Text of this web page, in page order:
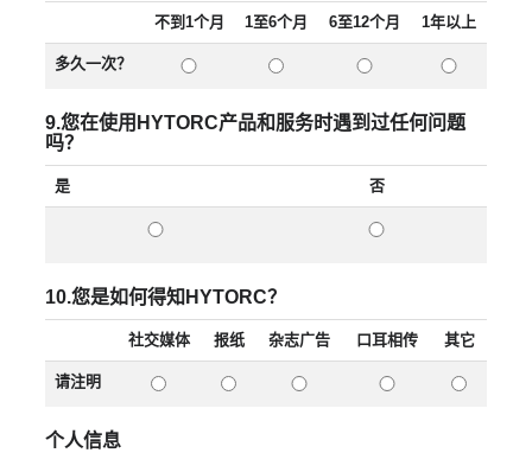
不到1个月 1至6个月 6至12个月 1年以上
多久一次？
9.您在使用HYTORC产品和服务时遇到过任何问题
吗？
是 否
10.您是如何得知HYTORC？
社交媒体 报纸 杂志广告 口耳相传 其它
请注明
个人信息